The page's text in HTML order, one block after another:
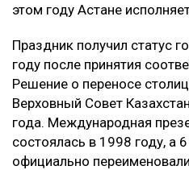
этом году Астане
Праздник получил статус
году после принятия
Решение о переносе
Верховный Совет
года. Международная
состоялась в 1998 году, а
официально